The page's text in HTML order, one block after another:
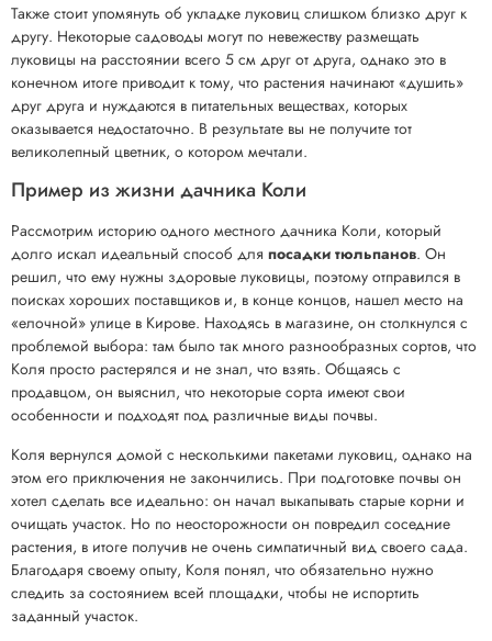
Также стоит упомянуть об укладке луковиц слишком близко друг к
другу. Некоторые садоводы могут по невежеству размещать
луковицы на расстоянии всего 5 см друг от друга, однако это в
конечном итоге приводит к тому, что растения начинают «душить»
друг друга и нуждаются в питательных веществах, которых
оказывается недостаточно. В результате вы не получите тот
великолепный цветник, о котором мечтали.
Пример из жизни дачника Коли
Рассмотрим историю одного местного дачника Коли, который
долго искал идеальный способ для посадки тюльпанов. Он
решил, что ему нужны здоровые луковицы, поэтому отправился в
поисках хороших поставщиков и, в конце концов, нашел место на
«елочной» улице в Кирове. Находясь в магазине, он столкнулся с
проблемой выбора: там было так много разнообразных сортов, что
Коля просто растерялся и не знал, что взять. Общаясь с
продавцом, он выяснил, что некоторые сорта имеют свои
особенности и подходят под различные виды почвы.
Коля вернулся домой с несколькими пакетами луковиц, однако на
этом его приключения не закончились. При подготовке почвы он
хотел сделать все идеально: он начал выкапывать старые корни и
очищать участок. Но по неосторожности он повредил соседние
растения, в итоге получив не очень симпатичный вид своего сада.
Благодаря своему опыту, Коля понял, что обязательно нужно
следить за состоянием всей площадки, чтобы не испортить
заданный участок.